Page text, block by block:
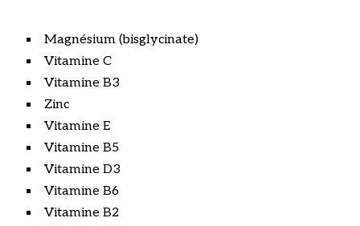
Magnésium (bisglycinate)
Vitamine C
Vitamine B3
Zinc
Vitamine E
Vitamine B5
Vitamine D3
Vitamine B6
Vitamine B2